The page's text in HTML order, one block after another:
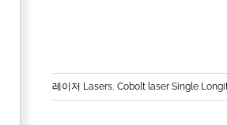
레이저 Lasers Cobolt laser Single